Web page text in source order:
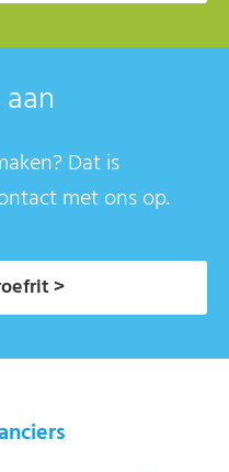
Dat is
met ons op.
>